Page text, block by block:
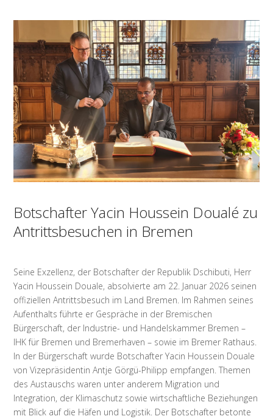
Botschafter Yacin Houssein Doualé zu
Antrittsbesuchen in Bremen
Seine Exzellenz, der Botschafter der Republik Dschibuti, Herr
Yacin Houssein Douale, absolvierte am 22. Januar 2026 seinen
offiziellen Antrittsbesuch im Land Bremen. Im Rahmen seines
Aufenthalts führte er Gespräche in der Bremischen
Bürgerschaft, der Industrie- und Handelskammer Bremen –
IHK für Bremen und Bremerhaven – sowie im Bremer Rathaus.
In der Bürgerschaft wurde Botschafter Yacin Houssein Douale
von Vizepräsidentin Antje Görgü-Philipp empfangen. Themen
des Austauschs waren unter anderem Migration und
Integration, der Klimaschutz sowie wirtschaftliche Beziehungen
mit Blick auf die Häfen und Logistik. Der Botschafter betonte